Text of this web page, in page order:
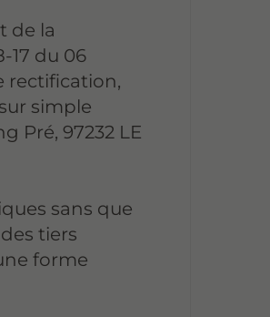
de la
17 du 06
rectification,
simple
Pré, 97232 LE
sans que
tiers
forme